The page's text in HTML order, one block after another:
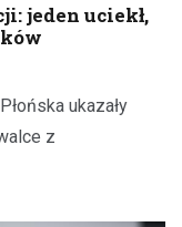
jeden uciekł,
ukazały
z